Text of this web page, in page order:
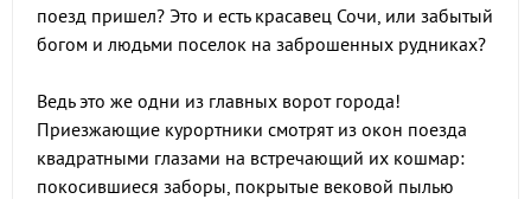
поезд пришел? Это и есть красавец Сочи, или забытый
богом и людьми поселок на заброшенных рудниках?
Ведь это же одни из главных ворот города!
Приезжающие курортники смотрят из окон поезда
квадратными глазами на встречающий их кошмар:
покосившиеся заборы, покрытые вековой пылью